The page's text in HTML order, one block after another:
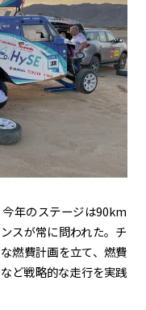
年のステージは90km
スが常に問われた。チ
燃費計画を立て、燃費
ど戦略的な走行を実践